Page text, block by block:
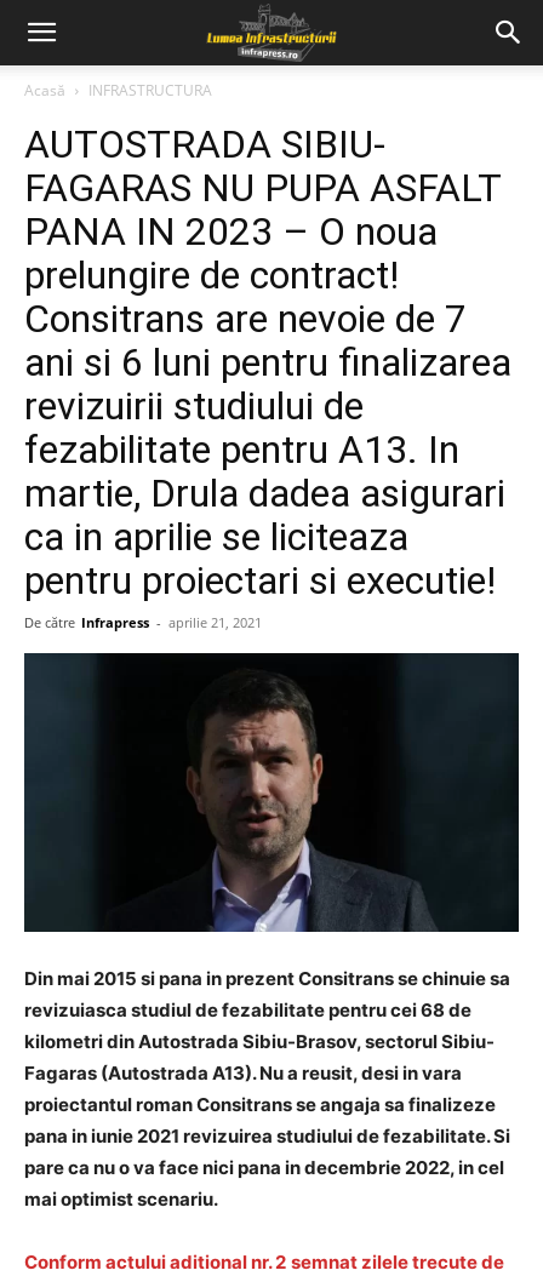
Acasă INFRASTRUCTURA
AUTOSTRADA SIBIU-
FAGARAS NU PUPA ASFALT
PANA IN 2023 – O noua
prelungire de contract!
Consitrans are nevoie de 7
ani si 6 luni pentru finalizarea
revizuirii studiului de
fezabilitate pentru A13. In
martie, Drula dadea asigurari
ca in aprilie se liciteaza
pentru proiectari si executie!
De către Infrapress - aprilie 21, 2021
Din mai 2015 si pana in prezent Consitrans se chinuie sa
revizuiasca studiul de fezabilitate pentru cei 68 de
kilometri din Autostrada Sibiu-Brasov, sectorul Sibiu-
Fagaras (Autostrada A13). Nu a reusit, desi in vara
proiectantul roman Consitrans se angaja sa finalizeze
pana in iunie 2021 revizuirea studiului de fezabilitate. Si
pare ca nu o va face nici pana in decembrie 2022, in cel
mai optimist scenariu.
Conform actului aditional nr. 2 semnat zilele trecute de